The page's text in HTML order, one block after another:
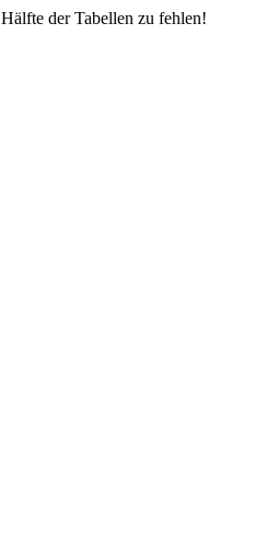
der Tabellen zu fehlen!